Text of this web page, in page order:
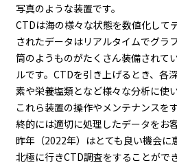
写真のような装置です。
CTDは海の様々な状態を数値化して
されたデータはリアルタイムでグラ
筒のようものがたくさん装備されて
ルです。CTDを引き上げるとき、各
素や栄養塩類となど様々な分析に使い
これら装置の操作やメンテナンスを
終的には適切に処理したデータをお
昨年（2022年）はとても良い機会に
北極に行きCTD調査をすることがで